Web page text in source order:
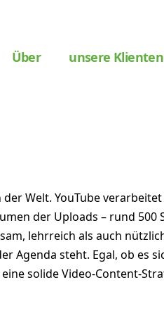
Über unsere Klienten
Welt. YouTube verarbeitet
der Uploads – rund
lehrreich als auch
Agenda steht. Egal, ob es
solide Video-Content-